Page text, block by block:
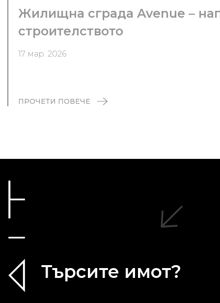
Жилищна сграда Avenue –
строителството
17 мар. 2026
ПРОЧЕТИ ПОВЕЧЕ
Търсите имот?